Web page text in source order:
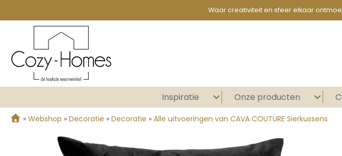
Waar creativiteit en sfeer elkaar
Inspiratie Onze producten
» Webshop » Decoratie » Decoratie » Alle uitvoeringen van CAVA COUTURE Sierkussens